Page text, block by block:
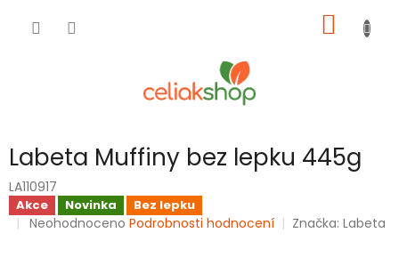
KOŠÍK
Labeta Muffiny bez lepku 445g
LA110917
Akce Novinka Bez lepku
Průměrné
Neohodnoceno Podrobnosti hodnocení Značka: Labeta